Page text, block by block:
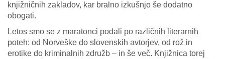
knjižničnih zakladov, kar bralno izkušnjo še dodatno
obogati.
Letos smo se z maratonci podali po različnih literarnih
poteh: od Norveške do slovenskih avtorjev, od rož in
erotike do kriminalnih združb – in še več. Knjižnica torej